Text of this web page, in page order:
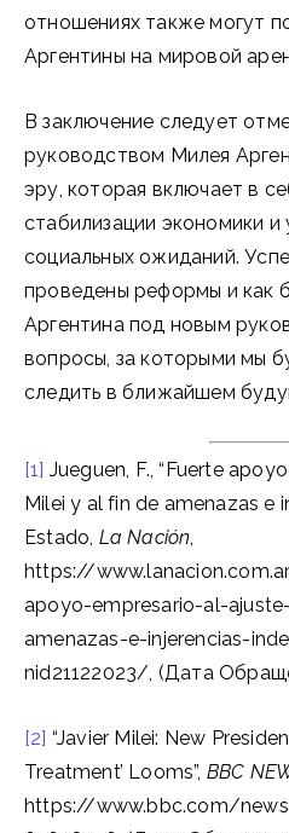
отношениях также могут
Аргентины на мировой
В заключение следует
руководством Милея
эру, которая включает в
стабилизации экономики
социальных ожиданий.
проведены реформы и как
Аргентина под новым
вопросы, за которыми мы
следить в ближайшем
[1] Jueguen, F., “Fuerte
Milei y al fin de amenazas e
Estado, La Nación,
https://
apoyo-empresario-al-
amenazas-e-injerencias-
nid21122023/, (Дата
[2] “Javier Milei: New
Treatment’ Looms”, BBC
https://www.bbc.com/